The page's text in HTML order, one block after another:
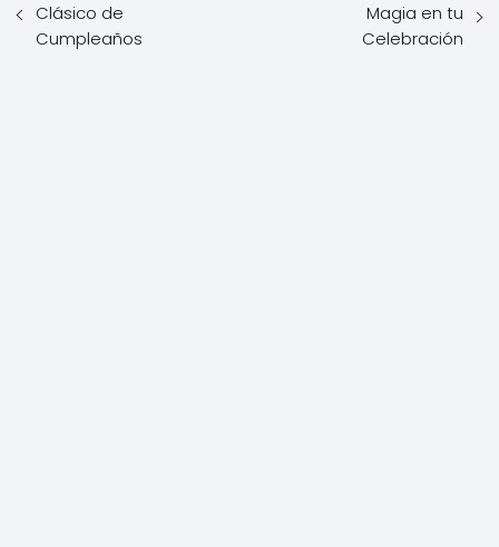
Clásico de
Cumpleaños
Magia en tu
Celebración